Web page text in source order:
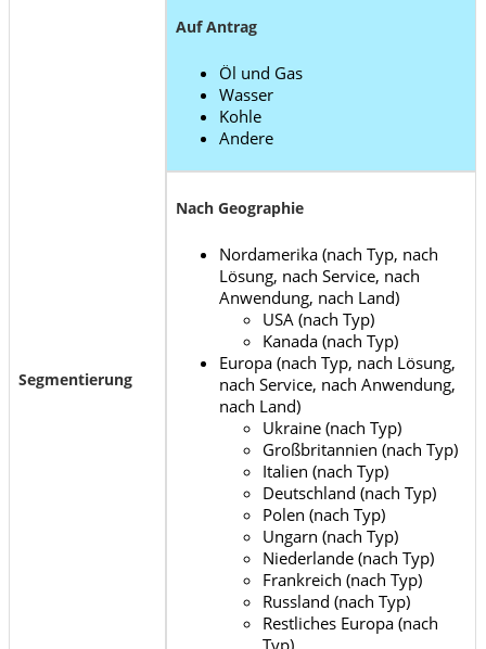
Segmentierung
Auf Antrag
Öl und Gas
Wasser
Kohle
Andere
Nach Geographie
Nordamerika (nach Typ, nach
Lösung, nach Service, nach
Anwendung, nach Land)
USA (nach Typ)
Kanada (nach Typ)
Europa (nach Typ, nach Lösung,
nach Service, nach Anwendung,
nach Land)
Ukraine (nach Typ)
Großbritannien (nach Typ)
Italien (nach Typ)
Deutschland (nach Typ)
Polen (nach Typ)
Ungarn (nach Typ)
Niederlande (nach Typ)
Frankreich (nach Typ)
Russland (nach Typ)
Restliches Europa (nach
Typ)